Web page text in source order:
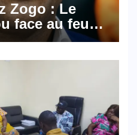
Zogo : Le
face au feu
de la